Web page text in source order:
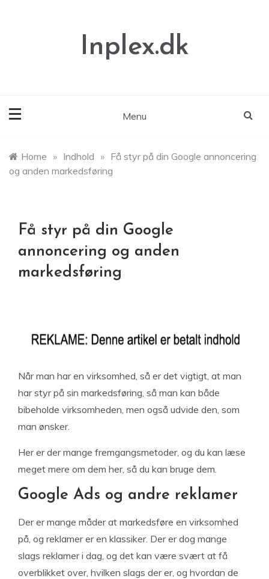
Inplex.dk
Menu
Home » Indhold » Få styr på din Google annoncering
og anden markedsføring
Få styr på din Google
annoncering og anden
markedsføring
Når man har en virksomhed, så er det vigtigt, at man
har styr på sin markedsføring, så man kan både
bibeholde virksomheden, men også udvide den, som
man ønsker.
Her er der mange fremgangsmetoder, og du kan læse
meget mere om dem her, så du kan bruge dem.
Google Ads og andre reklamer
Der er mange måder at markedsføre en virksomhed
på, og reklamer er en klassiker. Der er dog mange
slags reklamer i dag, og det kan være svært at få
overblikket over, hvilken slags der er, og hvordan de